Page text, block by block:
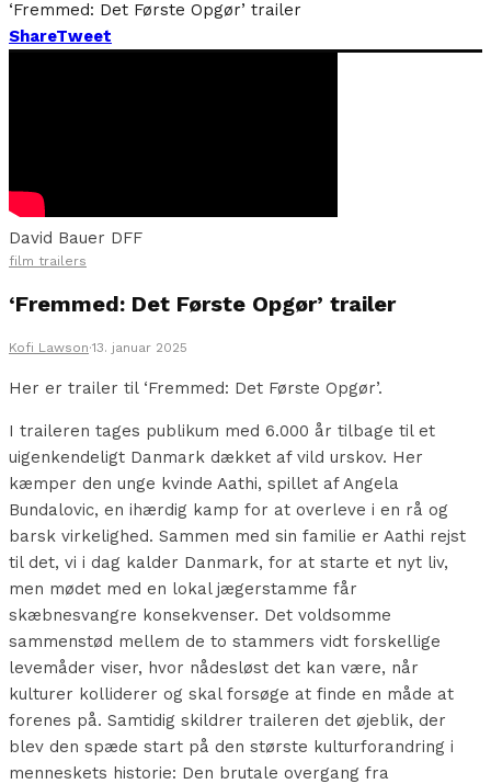
‘Fremmed: Det Første Opgør’ trailer
ShareTweet
David Bauer DFF
film trailers
‘Fremmed: Det Første Opgør’ trailer
Kofi Lawson·13. januar 2025
Her er trailer til ‘Fremmed: Det Første Opgør’.
I traileren tages publikum med 6.000 år tilbage til et
uigenkendeligt Danmark dækket af vild urskov. Her
kæmper den unge kvinde Aathi, spillet af Angela
Bundalovic, en ihærdig kamp for at overleve i en rå og
barsk virkelighed. Sammen med sin familie er Aathi rejst
til det, vi i dag kalder Danmark, for at starte et nyt liv,
men mødet med en lokal jægerstamme får
skæbnesvangre konsekvenser. Det voldsomme
sammenstød mellem de to stammers vidt forskellige
levemåder viser, hvor nådesløst det kan være, når
kulturer kolliderer og skal forsøge at finde en måde at
forenes på. Samtidig skildrer traileren det øjeblik, der
blev den spæde start på den største kulturforandring i
menneskets historie: Den brutale overgang fra